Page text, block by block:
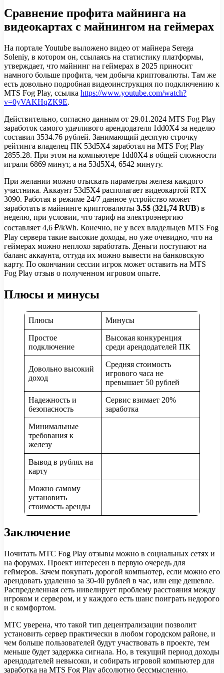
Сравнение профита майнинга на
видеокартах с майнингом на геймерах
На портале Youtube выложено видео от майнера Serega
Soleniy, в котором он, ссылаясь на статистику платформы,
утверждает, что майнинг на геймерах в 2025 приносит
намного больше профита, чем добыча криптовалюты. Там же
есть довольно подробная видеоинструкция по подключению к
MTS Fog Play, ссылка https://www.youtube.com/watch?
v=0yVAKHqZK9E.
Действительно, согласно данным от 29.01.2024 MTS Fog Play
заработок самого удачливого арендодателя 1dd0X4 за неделю
составил 3534.76 рублей. Занимающий десятую строчку
рейтинга владелец ПК 53d5X4 заработал на MTS Fog Play
2855.28. При этом на компьютере 1dd0X4 в общей сложности
играли 6869 минут, а на 53d5X4, 6542 минуту.
При желании можно отыскать параметры железа каждого
участника. Аккаунт 53d5X4 располагает видеокартой RTX
3090. Работая в режиме 24/7 данное устройство может
заработать в майнинге криптовалюты 3.5$ (321,74 RUB) в
неделю, при условии, что тариф на электроэнергию
составляет 4,6 ₽/kWh. Конечно, не у всех владельцев MTS Fog
Play сервера такие высокие доходы, но уже очевидно, что на
геймерах можно неплохо заработать. Деньги поступают на
баланс аккаунта, оттуда их можно вывести на банковскую
карту. По окончании сессии игрок может оставить на MTS
Fog Play отзыв о полученном игровом опыте.
Плюсы и минусы
Плюсы Минусы
Простое
подключение
Высокая конкуренция
среди арендодателей ПК
Довольно высокий
доход
Средняя стоимость
игрового часа не
превышает 50 рублей
Надежность и
безопасность
Сервис взимает 20%
заработка
Минимальные
требования к
железу
Вывод в рублях на
карту
Можно самому
установить
стоимость аренды
Заключение
Почитать МТС Fog Play отзывы можно в социальных сетях и
на форумах. Проект интересен в первую очередь для
геймеров. Зачем покупать дорогой компьютер, если можно его
арендовать удаленно за 30-40 рублей в час, или еще дешевле.
Распределенная сеть нивелирует проблему расстояния между
игроком и сервером, и у каждого есть шанс поиграть недорого
и с комфортом.
МТС уверена, что такой тип децентрализации позволит
установить сервер практически в любом городском районе, и
чем больше пользователей будут участвовать в проекте, тем
меньше будет задержка сигнала. Но, в текущий период доходы
арендодателей невысоки, и собирать игровой компьютер для
заработка на MTS Fog Play абсолютно бессмысленно.